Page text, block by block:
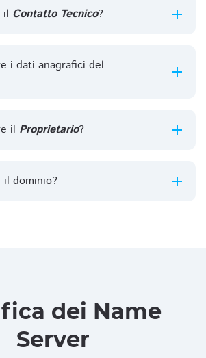
il Contatto Tecnico?
i dati anagrafici del
il Proprietario?
il dominio?
dei Name
Server